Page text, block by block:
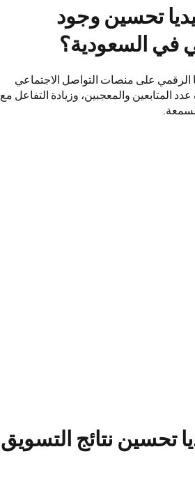
تحسين وجود
في السعودية؟
على منصات التواصل الاجتماعي
المتابعين والمعجبين، وزيادة التفاعل مع
تحسين نتائج التسويق